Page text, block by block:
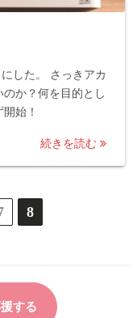
した。 さっきアカ
か？何を目的とし
始！
続きを読む
8